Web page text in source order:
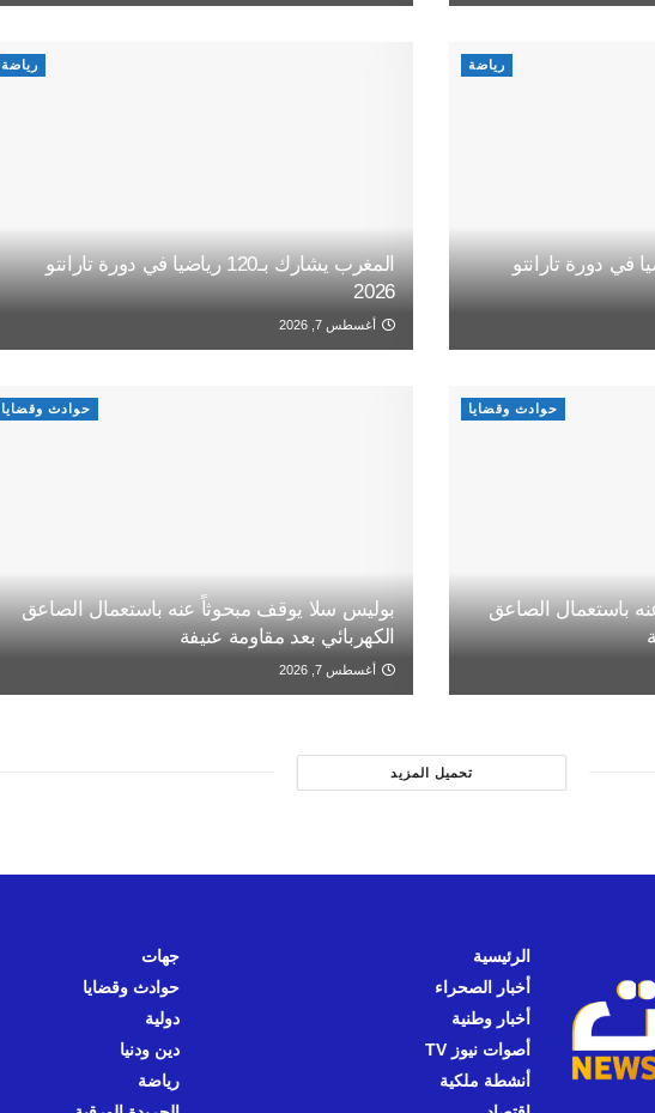
رياضة
بـ120 رياضيا في دورة تارانتو
رياضة
المغرب يشارك بـ120 رياضيا في دورة تارانتو
2026
أغسطس 7, 2026
حوادث وقضايا
باستعمال الصاعق
حوادث وقضايا
بوليس سلا يوقف مبحوثاً عنه باستعمال الصاعق
الكهربائي بعد مقاومة عنيفة
أغسطس 7, 2026
تحميل المزيد
الرئيسية
أخبار الصحراء
أخبار وطنية
أصوات نيوز TV
أنشطة ملكية
جهات
حوادث وقضايا
دولية
دين ودنيا
رياضة